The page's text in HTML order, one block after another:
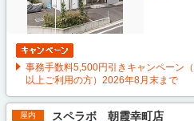
事務手数料5,500円引きキャンペーン
以上ご利用の方）2026年8月末まで
屋内 スペラボ 朝霞幸町店